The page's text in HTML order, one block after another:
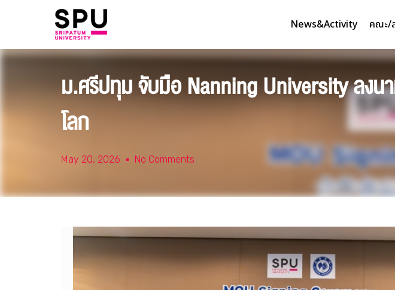
News&Activity คณะ/
ม.ศรีปทุม จับมือ Nanning University ลงน
โลก